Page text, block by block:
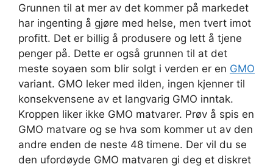
Grunnen til at mer av det kommer på markedet
har ingenting å gjøre med helse, men tvert imot
profitt. Det er billig å produsere og lett å tjene
penger på. Dette er også grunnen til at det
meste soyaen som blir solgt i verden er en GMO
variant. GMO leker med ilden, ingen kjenner til
konsekvensene av et langvarig GMO inntak.
Kroppen liker ikke GMO matvarer. Prøv å spis en
GMO matvare og se hva som kommer ut av den
andre enden de neste 48 timene. Der vil du se
den ufordøyde GMO matvaren gi deg et diskret